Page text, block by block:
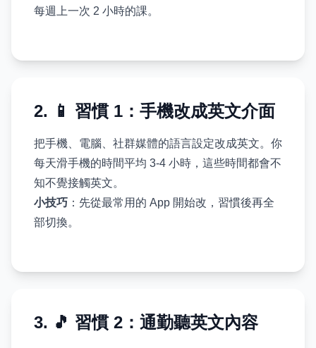
每週上一次 2 小時的課。
2. 📱 習慣 1：手機改成英文介面
把手機、電腦、社群媒體的語言設定改成英文。你
每天滑手機的時間平均 3-4 小時，這些時間都會不
知不覺接觸英文。
小技巧 ：先從最常用的 App 開始改，習慣後再全
部切換。
3. 🎵 習慣 2：通勤聽英文內容